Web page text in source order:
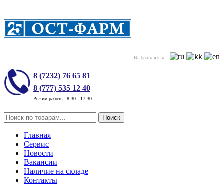
Выбрать язык:
8 (7232) 76 65 81
8 (777) 535 12 40
Режим работы: 8:30 - 17:30
Поиск
Главная
Сервис
Новости
Вакансии
Наличие на складе
Контакты